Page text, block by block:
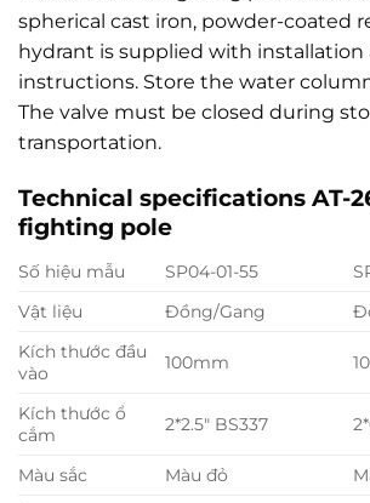
spherical cast iron, powder-coated
hydrant is supplied with installation
instructions. Store the water
The valve must be closed during
transportation.
Technical specifications AT-
fighting pole
Số hiệu mẫu SP04-01-55
Vật liệu
Đồng/Gang
Kích thước đầu
vào
100mm
Kích thước ổ
cắm
2*2.5″ BS337
Màu sắc Màu đỏ